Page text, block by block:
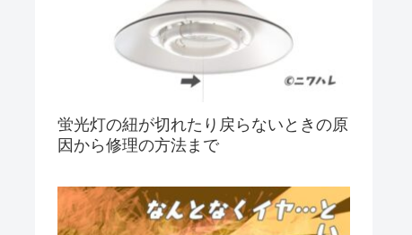
蛍光灯の紐が切れたり戻らないときの原
因から修理の方法まで